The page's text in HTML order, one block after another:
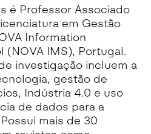
de Dados - Modelos
de Dados - Modelos
de Dados
é Professor Associado
em Gestão
Information
(NOVA IMS), Portugal.
investigação incluem a
gestão de
Indústria 4.0 e uso
de dados para a
mais de 30